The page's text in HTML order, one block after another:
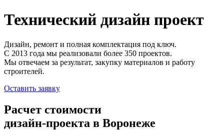
Технический дизайн проект
Дизайн, ремонт и полная комплектация под ключ.
С 2013 года мы реализовали более 350 проектов.
Мы отвечаем за результат, закупку материалов и работу
строителей.
Оставить заявку
Расчет стоимости
дизайн-проекта в Воронеже